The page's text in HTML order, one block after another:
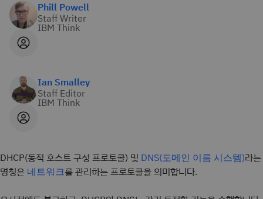
Phill Powell
Staff Writer
IBM Think
Ian Smalley
Staff Editor
IBM Think
DHCP(동적 호스트 구성 프로토콜) 및 DNS(도메인 이름 시스템)라는
명칭은 네트워크를 관리하는 프로토콜을 의미합니다.